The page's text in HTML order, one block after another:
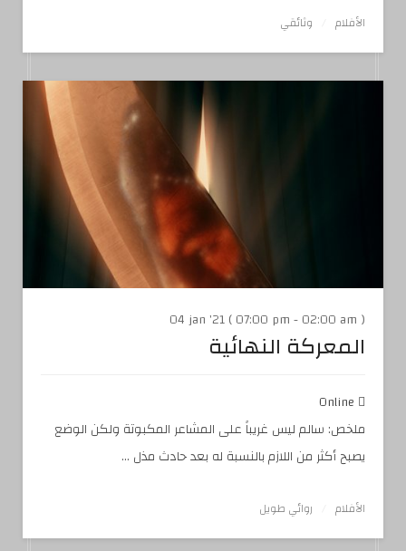
الأفلام وثائقي
04 jan '21 ( 07:00 pm - 02:00 am )
المعركة النهائية
ملخص: سالم ليس غريباً على المشاعر المكبوتة ولكن الوضع
يصبح أكثر من اللازم بالنسبة له بعد حادث مذل ...
الأفلام روائي طويل